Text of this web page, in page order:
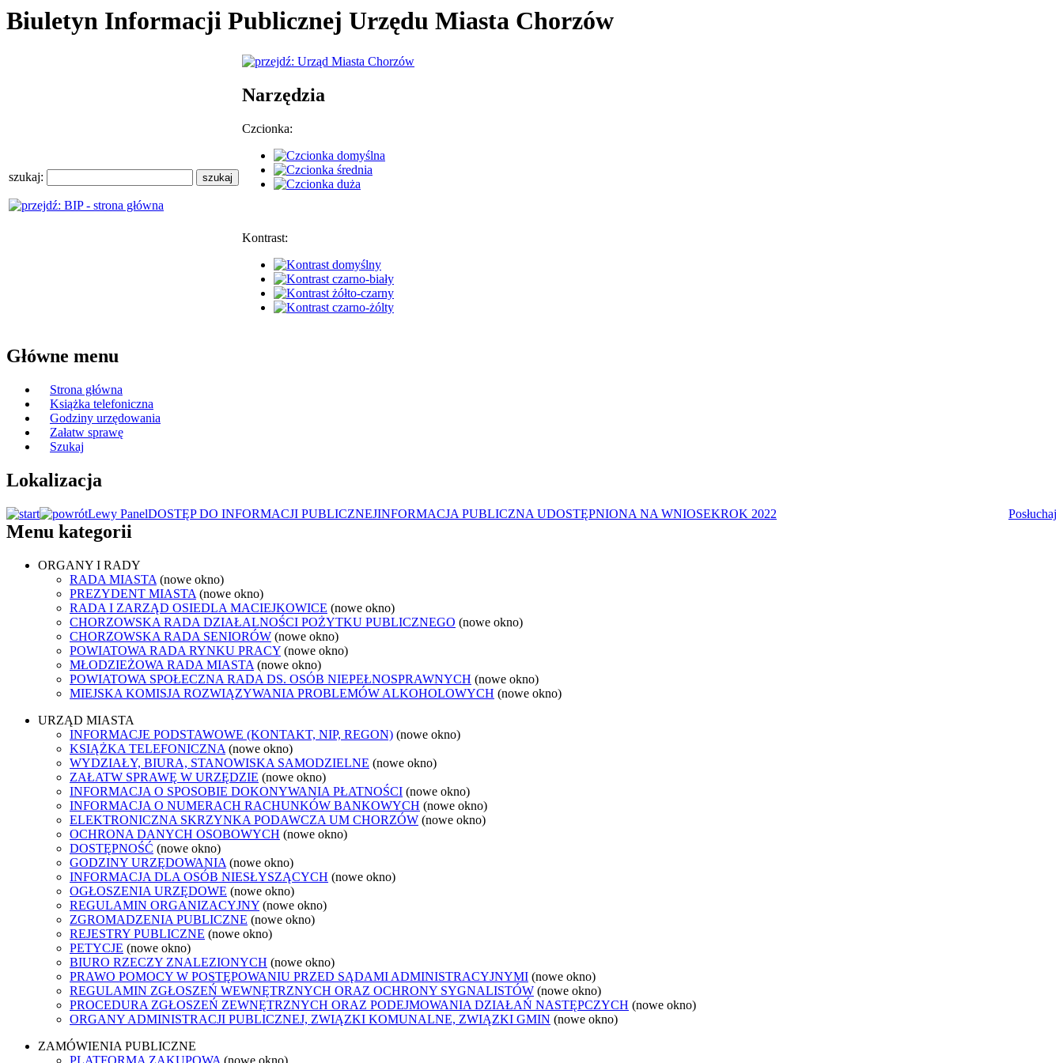
Biuletyn Informacji Publicznej Urzędu Miasta Chorzów
szukaj:
Narzędzia
Czcionka:
Kontrast:
Główne menu
Strona główna
Książka telefoniczna
Godziny urzędowania
Załatw sprawę
Szukaj
Lokalizacja
Posłuchaj
Lewy PanelDOSTĘP DO INFORMACJI PUBLICZNEJINFORMACJA PUBLICZNA UDOSTĘPNIONA NA WNIOSEKROK 2022
Menu kategorii
ORGANY I RADY
RADA MIASTA (nowe okno)
PREZYDENT MIASTA (nowe okno)
RADA I ZARZĄD OSIEDLA MACIEJKOWICE (nowe okno)
CHORZOWSKA RADA DZIAŁALNOŚCI POŻYTKU PUBLICZNEGO (nowe okno)
CHORZOWSKA RADA SENIORÓW (nowe okno)
POWIATOWA RADA RYNKU PRACY (nowe okno)
MŁODZIEŻOWA RADA MIASTA (nowe okno)
POWIATOWA SPOŁECZNA RADA DS. OSÓB NIEPEŁNOSPRAWNYCH (nowe okno)
MIEJSKA KOMISJA ROZWIĄZYWANIA PROBLEMÓW ALKOHOLOWYCH (nowe okno)
URZĄD MIASTA
INFORMACJE PODSTAWOWE (KONTAKT, NIP, REGON) (nowe okno)
KSIĄŻKA TELEFONICZNA (nowe okno)
WYDZIAŁY, BIURA, STANOWISKA SAMODZIELNE (nowe okno)
ZAŁATW SPRAWĘ W URZĘDZIE (nowe okno)
INFORMACJA O SPOSOBIE DOKONYWANIA PŁATNOŚCI (nowe okno)
INFORMACJA O NUMERACH RACHUNKÓW BANKOWYCH (nowe okno)
ELEKTRONICZNA SKRZYNKA PODAWCZA UM CHORZÓW (nowe okno)
OCHRONA DANYCH OSOBOWYCH (nowe okno)
DOSTĘPNOŚĆ (nowe okno)
GODZINY URZĘDOWANIA (nowe okno)
INFORMACJA DLA OSÓB NIESŁYSZĄCYCH (nowe okno)
OGŁOSZENIA URZĘDOWE (nowe okno)
REGULAMIN ORGANIZACYJNY (nowe okno)
ZGROMADZENIA PUBLICZNE (nowe okno)
REJESTRY PUBLICZNE (nowe okno)
PETYCJE (nowe okno)
BIURO RZECZY ZNALEZIONYCH (nowe okno)
PRAWO POMOCY W POSTĘPOWANIU PRZED SĄDAMI ADMINISTRACYJNYMI (nowe okno)
REGULAMIN ZGŁOSZEŃ WEWNĘTRZNYCH ORAZ OCHRONY SYGNALISTÓW (nowe okno)
PROCEDURA ZGŁOSZEŃ ZEWNĘTRZNYCH ORAZ PODEJMOWANIA DZIAŁAŃ NASTĘPCZYCH (nowe okno)
ORGANY ADMINISTRACJI PUBLICZNEJ, ZWIĄZKI KOMUNALNE, ZWIĄZKI GMIN (nowe okno)
ZAMÓWIENIA PUBLICZNE
PLATFORMA ZAKUPOWA (nowe okno)